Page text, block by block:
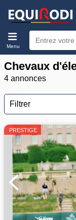
Menu
Chevaux
4 annonces
Filtrer
PRESTIGE